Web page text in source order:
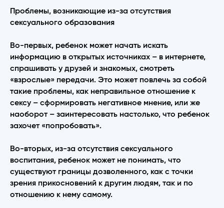
Проблемы, возникающие из-за отсутствия
сексуального образования
Во-первых, ребенок может начать искать
информацию в открытых источниках – в интернете,
спрашивать у друзей и знакомых, смотреть
«взрослые» передачи. Это может повлечь за собой
такие проблемы, как неправильное отношение к
сексу – сформировать негативное мнение, или же
наоборот – заинтересовать настолько, что ребенок
захочет «попробовать».
Во-вторых, из-за отсутствия сексуального
воспитания, ребенок может не понимать, что
существуют границы дозволенного, как с точки
зрения прикосновений к другим людям, так и по
отношению к нему самому.